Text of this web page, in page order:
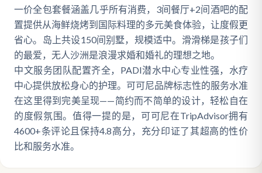
一价全包套餐涵盖几乎所有消费，3间餐厅+2间酒吧的配
置提供从海鲜烧烤到国际料理的多元美食体验，让度假更
省心。岛上共设150间别墅，规模适中。滑滑梯是孩子们
的最爱，无人沙洲是浪漫求婚和婚礼的理想之地。
中文服务团队配置齐全，PADI潜水中心专业性强，水疗
中心提供放松身心的护理。可可尼品牌标志性的服务水准
在这里得到完美呈现——简约而不简单的设计，轻松自在
的度假氛围。值得一提的是，可可尼在TripAdvisor拥有
4600+条评论且保持4.8高分，充分印证了其超高的性价
比和服务水准。